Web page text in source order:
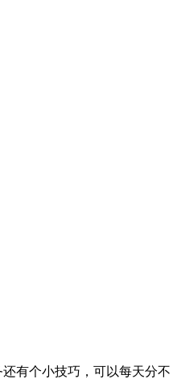
有个小技巧，可以每天分不